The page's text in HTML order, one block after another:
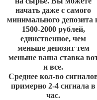
начать даже с самого
минимального депозита
1500-2000 рублей,
единственное, чем
меньше депозит тем
меньше ваша ставка
и все.
Среднее кол-во
примерно 2-4 сигнала в
час.